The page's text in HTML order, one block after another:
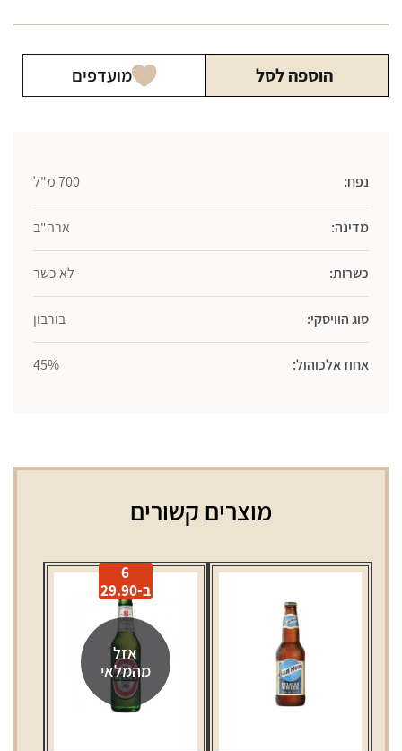
הוספה לסל מועדפים
נפח: 700 מ"ל
מדינה: ארה"ב
כשרות: לא כשר
סוג הוויסקי: בורבון
אחוז אלכוהול: 45%
מוצרים קשורים
אזל
מהמלאי
6
ב-29.90